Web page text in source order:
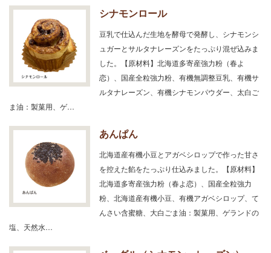
シナモンロール
豆乳で仕込んだ生地を酵母で発酵し、シナモンシ
ュガーとサルタナレーズンをたっぷり混ぜ込みま
した。【原材料】北海道多寄産強力粉（春よ
恋）、国産全粒強力粉、有機無調整豆乳、有機サ
ルタナレーズン、有機シナモンパウダー、太白ご
ま油：製菓用、ゲ…
あんぱん
北海道産有機小豆とアガベシロップで作った甘さ
を控えた餡をたっぷり仕込みました。【原材料】
北海道多寄産強力粉（春よ恋）、国産全粒強力
粉、北海道産有機小豆、有機アガベシロップ、て
んさい含蜜糖、大白ごま油：製菓用、ゲランドの
塩、天然水…